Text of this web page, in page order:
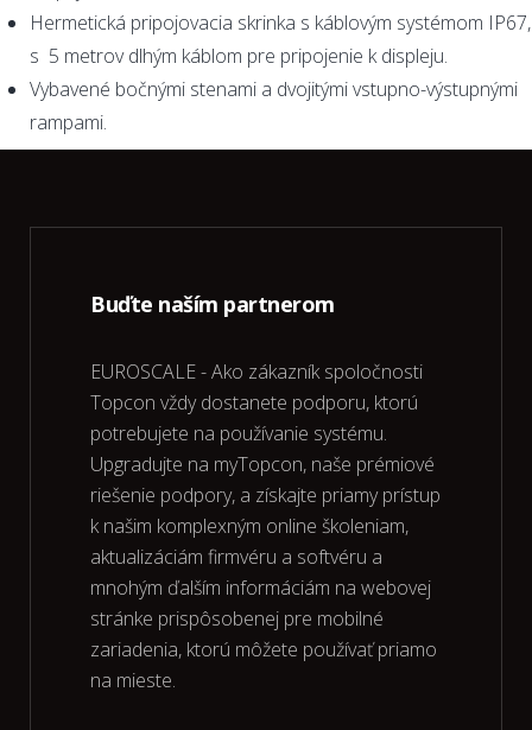
Hermetická pripojovacia skrinka s káblovým systémom IP67,
s 5 metrov dlhým káblom pre pripojenie k displeju.
Vybavené bočnými stenami a dvojitými vstupno-výstupnými
rampami.
Buďte naším partnerom
EUROSCALE - Ako zákazník spoločnosti
Topcon vždy dostanete podporu, ktorú
potrebujete na používanie systému.
Upgradujte na myTopcon, naše prémiové
riešenie podpory, a získajte priamy prístup
k našim komplexným online školeniam,
aktualizáciám firmvéru a softvéru a
mnohým ďalším informáciám na webovej
stránke prispôsobenej pre mobilné
zariadenia, ktorú môžete používať priamo
na mieste.